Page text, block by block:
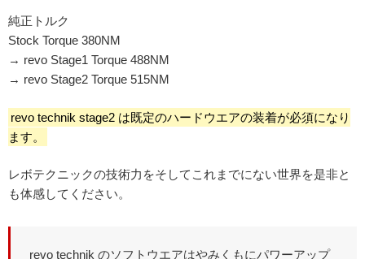
純正トルク
Stock Torque 380NM
→ revo Stage1 Torque 488NM
→ revo Stage2 Torque 515NM
revo technik stage2 は既定のハードウエアの装着が必須になり
ます。
レボテクニックの技術力をそしてこれまでにない世界を是非と
も体感してください。
revo technik のソフトウエアはやみくもにパワーアップ